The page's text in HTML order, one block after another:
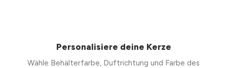
Personalisiere deine Kerze
Wähle Behälterfarbe, Duftrichtung und Farbe des